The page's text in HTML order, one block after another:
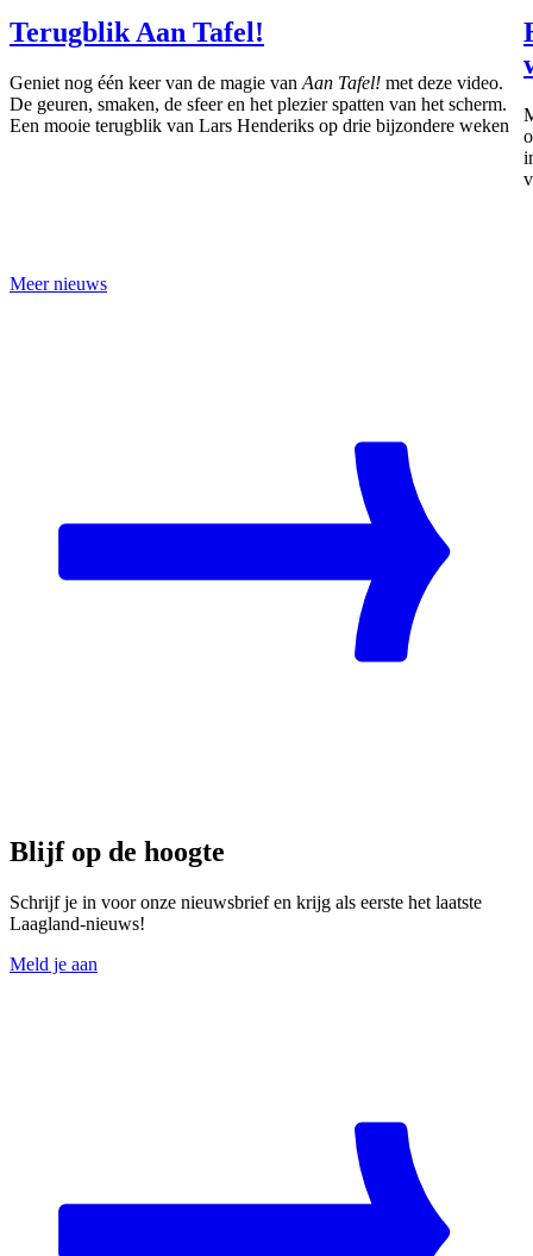
Terugblik Aan Tafel!
Geniet nog één keer van de magie van Aan Tafel! met deze video.
De geuren, smaken, de sfeer en het plezier spatten van het scherm.
Een mooie terugblik van Lars Henderiks op drie bijzondere weken
Meer nieuws
Blijf op de hoogte
Schrijf je in voor onze nieuwsbrief en krijg als eerste het laatste
Laagland-nieuws!
Meld je aan